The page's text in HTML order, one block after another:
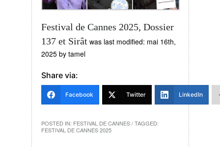
Festival de Cannes 2025, Dossier
137 et Sirât was last modified: mai 16th,
2025by tamel
Share via:
Facebook Twitter LinkedIn
POSTED IN: FESTIVAL DE CANNES / TAGGED:
FESTIVAL DE CANNES 2025